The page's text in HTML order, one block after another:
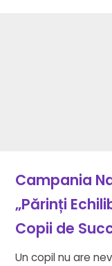
Campania
„Părinți
Copii de
Un copil nu are